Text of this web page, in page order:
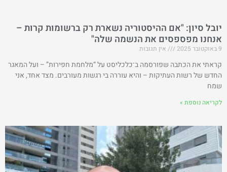
יובל סיון: "אם ההיסטוריה נשארת רק ברשומות קרות –
אנחנו מפספסים את הנשמה שלה"
9 באוקטובר 2025 אין תגובות
קראתי את הכתבה שפורסמה ב־כלכליסט על “מלחמת חפירות” – ועל המאגר
החדש של רשות העתיקות – והיא עוררה בי רגשות מעורבים. מצד אחד, אני
שמח
לקריאה נוספת »